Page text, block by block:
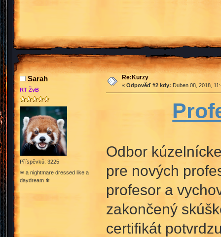
Sarah
RT ŽvB
Příspěvků: 3225
❄ a nightmare dressed like a
daydream ❄
Re:Kurzy
« Odpověď #2 kdy: Duben 08, 2018,
Odbor
pre nových
profesor a
zakončený
certifikát